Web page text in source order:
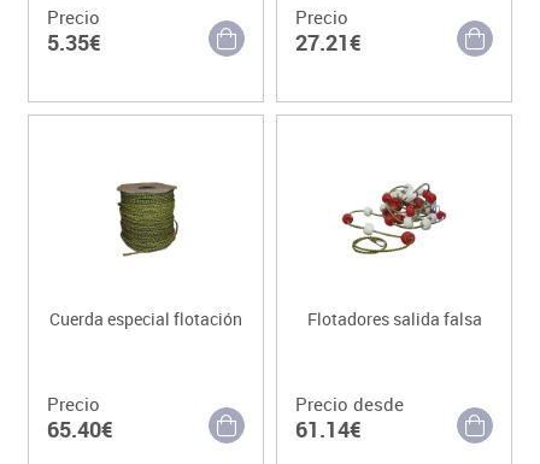
Precio
5.35€
Precio
27.21€
Cuerda especial flotación
Precio
65.40€
Flotadores salida falsa
Precio desde
61.14€